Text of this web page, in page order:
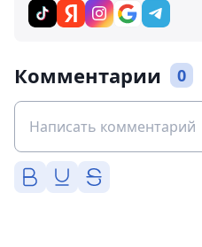
Комментарии 0